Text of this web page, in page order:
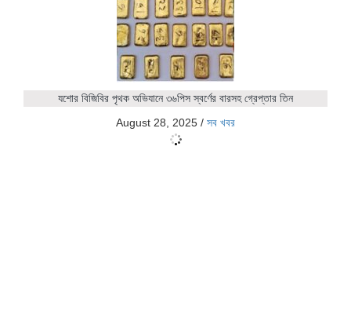
যশোর বিজিবির পৃথক অভিযানে ৩৬পিস স্বর্ণের বারসহ গ্রেপ্তার তিন
August 28, 2025 / সব খবর